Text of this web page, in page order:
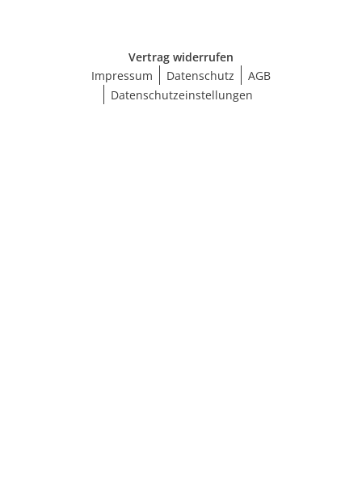
Vertrag widerrufen
Impressum
Datenschutz
AGB
Datenschutzeinstellungen